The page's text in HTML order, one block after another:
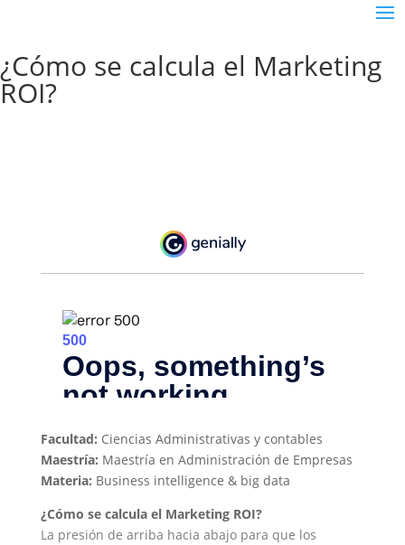
¿Cómo se calcula el Marketing
ROI?
Facultad: Ciencias Administrativas y contables
Maestría: Maestría en Administración de Empresas
Materia: Business intelligence & big data
¿Cómo se calcula el Marketing ROI?
La presión de arriba hacia abajo para que los